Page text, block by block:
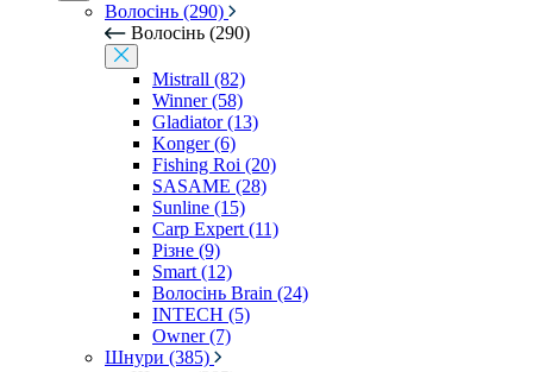
Волосінь (290)
Волосінь (290)
Mistrall (82)
Winner (58)
Gladiator (13)
Konger (6)
Fishing Roi (20)
SASAME (28)
Sunline (15)
Carp Expert (11)
Різне (9)
Smart (12)
Волосінь Brain (24)
INTECH (5)
Owner (7)
Шнури (385)